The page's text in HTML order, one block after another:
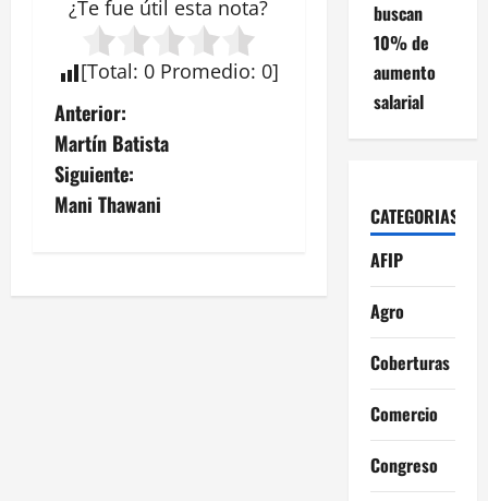
¿Te fue útil esta nota?
[Total: 0 Promedio: 0]
N
a
v
g
Anterior:
Martín Batista
Siguiente:
Mani Thawani
buscan
10% de
aumento
salarial
CATEGORIAS
AFIP
Agro
Coberturas
Comercio
Congreso